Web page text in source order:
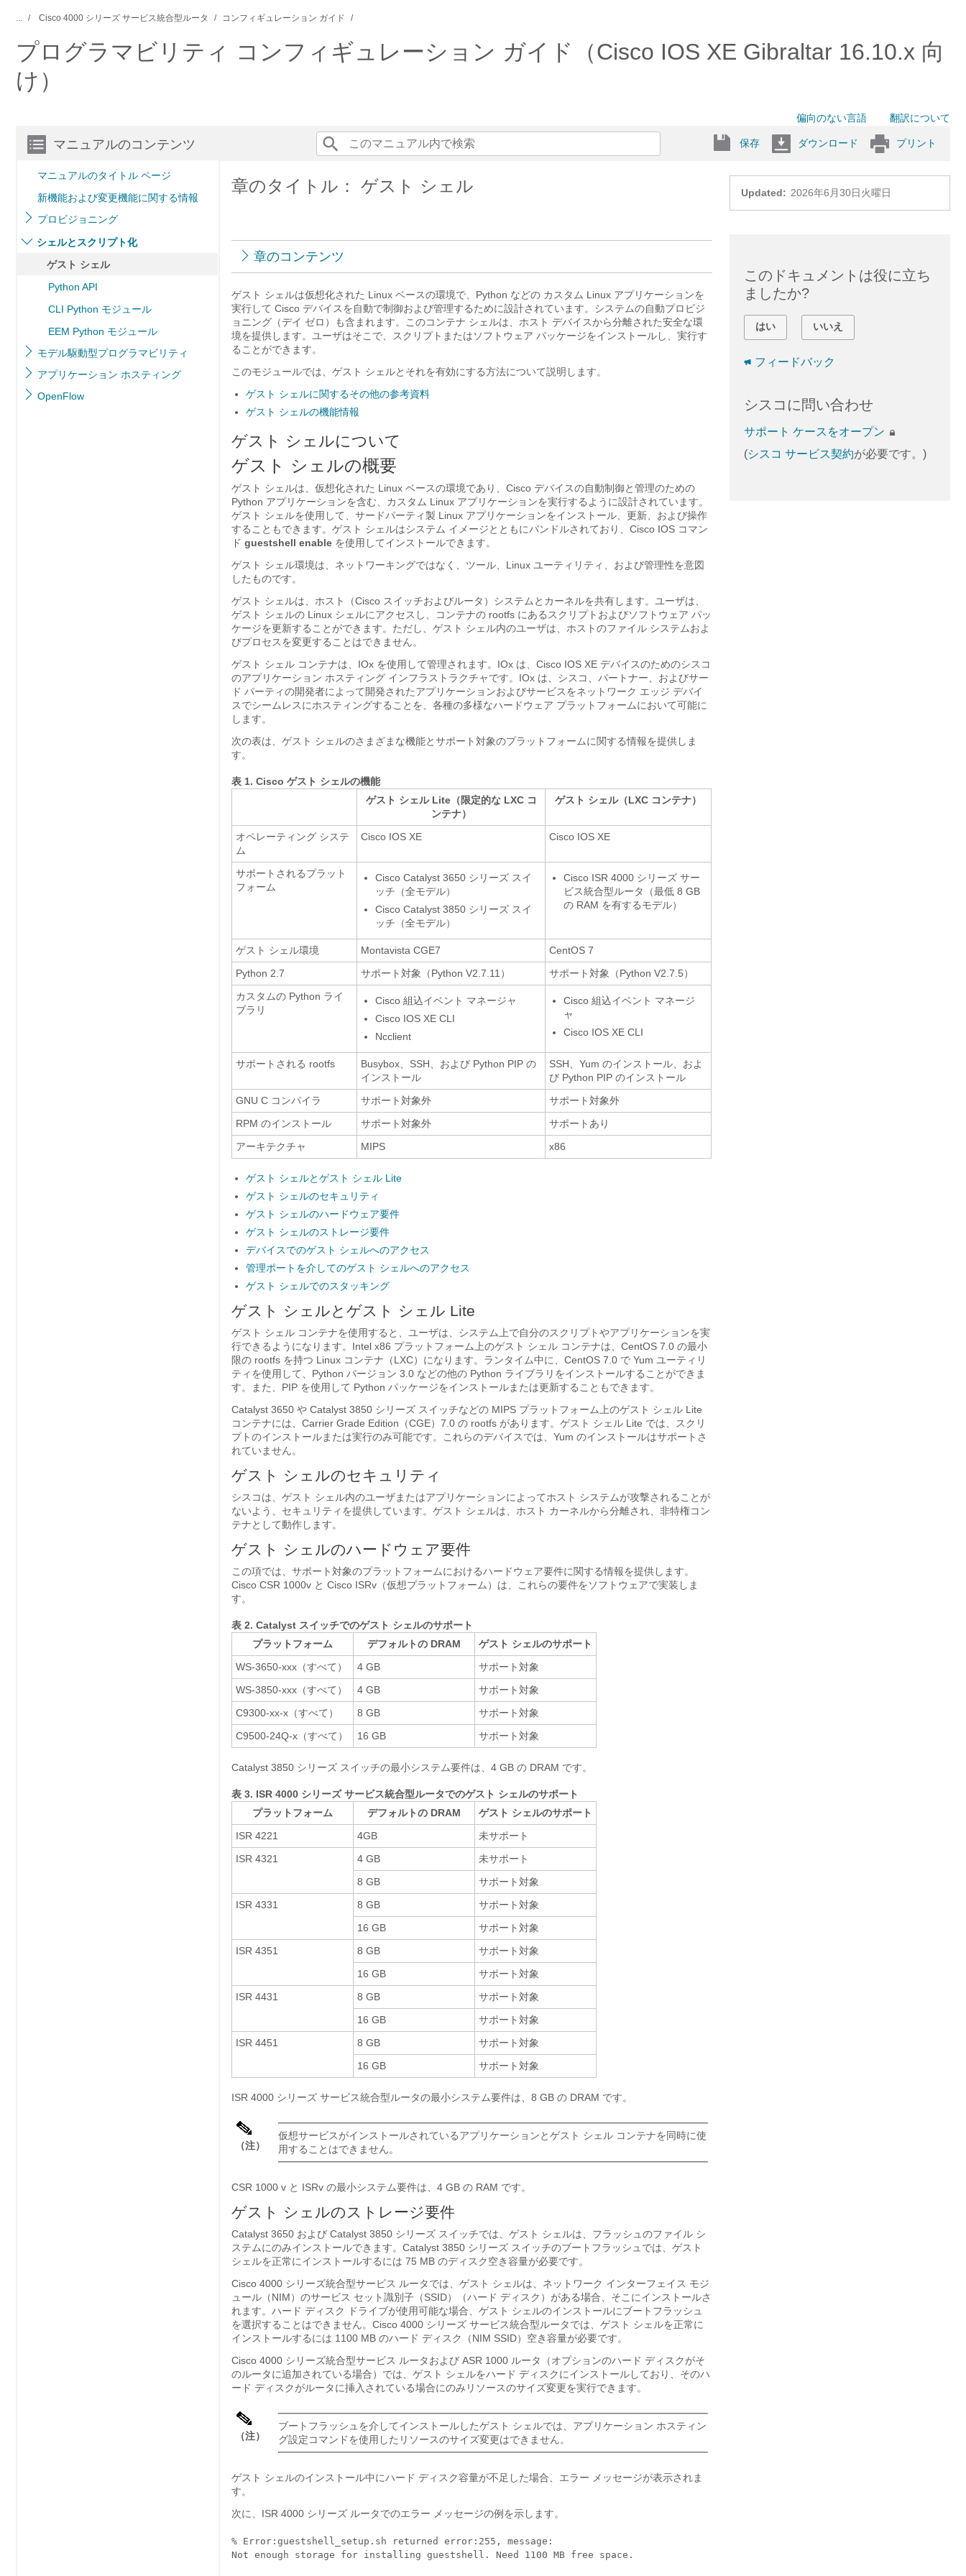
... Cisco 4000 シリーズ サービス統合型ルータ コンフィギュレーション ガイド
プログラマビリティ コンフィギュレーション ガイド（Cisco IOS XE Gibraltar 16.10.x 向
け）
偏向のない言語 翻訳について
マニュアルのコンテンツ
マニュアルのタイトル ページ
新機能および変更機能に関する情報
プロビジョニング
シェルとスクリプト化
ゲスト シェル
Python API
CLI Python モジュール
EEM Python モジュール
モデル駆動型プログラマビリティ
アプリケーション ホスティング
OpenFlow
保存 ダウンロード プリント
Updated: 2026年6月30日火曜日
章のタイトル： ゲスト シェル
章のコンテンツ
ゲスト シェルは仮想化された Linux ベースの環境で、Python などの カスタム Linux アプリケーションを
実行して Cisco デバイスを自動で制御および管理するために設計されています。システムの自動プロビジ
ョニング（デイ ゼロ）も含まれます。このコンテナ シェルは、ホスト デバイスから分離された安全な環
境を提供します。ユーザはそこで、スクリプトまたはソフトウェア パッケージをインストールし、実行す
ることができます。
このモジュールでは、ゲスト シェルとそれを有効にする方法について説明します。
ゲスト シェルに関するその他の参考資料
ゲスト シェルの機能情報
ゲスト シェルについて
ゲスト シェルの概要
ゲスト シェルは、仮想化された Linux ベースの環境であり、Cisco デバイスの自動制御と管理のための
Python アプリケーションを含む、カスタム Linux アプリケーションを実行するように設計されています。
ゲスト シェルを使用して、サードパーティ製 Linux アプリケーションをインストール、更新、および操作
することもできます。ゲスト シェルはシステム イメージとともにバンドルされており、Cisco IOS コマン
ド guestshell enable を使用してインストールできます。
ゲスト シェル環境は、ネットワーキングではなく、ツール、Linux ユーティリティ、および管理性を意図
したものです。
ゲスト シェルは、ホスト（Cisco スイッチおよびルータ）システムとカーネルを共有します。ユーザは、
ゲスト シェルの Linux シェルにアクセスし、コンテナの rootfs にあるスクリプトおよびソフトウェア パッ
ケージを更新することができます。ただし、ゲスト シェル内のユーザは、ホストのファイル システムおよ
びプロセスを変更することはできません。
ゲスト シェル コンテナは、IOx を使用して管理されます。IOx は、Cisco IOS XE デバイスのためのシスコ
のアプリケーション ホスティング インフラストラクチャです。IOx は、シスコ、パートナー、およびサー
ド パーティの開発者によって開発されたアプリケーションおよびサービスをネットワーク エッジ デバイ
スでシームレスにホスティングすることを、各種の多様なハードウェア プラットフォームにおいて可能に
します。
次の表は、ゲスト シェルのさまざまな機能とサポート対象のプラットフォームに関する情報を提供しま
す。
表 1. Cisco ゲスト シェルの機能
ゲスト シェル Lite（限定的な LXC コ
ンテナ）
ゲスト シェル（LXC コンテナ）
オペレーティング システ
ム
Cisco IOS XE Cisco IOS XE
サポートされるプラット
フォーム
Cisco Catalyst 3650 シリーズ スイ
ッチ（全モデル）
Cisco Catalyst 3850 シリーズ スイ
ッチ（全モデル）
Cisco ISR 4000 シリーズ サー
ビス統合型ルータ（最低 8 GB
の RAM を有するモデル）
ゲスト シェル環境 Montavista CGE7
CentOS 7
Python 2.7
サポート対象（Python V2.7.11）
サポート対象（Python V2.7.5）
カスタムの Python ライ
ブラリ
Cisco 組込イベント マネージャ
Cisco IOS XE CLI
Ncclient
Cisco 組込イベント マネージ
ャ
Cisco IOS XE CLI
サポートされる rootfs
Busybox、SSH、および Python PIP の
インストール
SSH、Yum のインストール、およ
び Python PIP のインストール
GNU C コンパイラ
サポート対象外
サポート対象外
RPM のインストール
サポート対象外
サポートあり
アーキテクチャ
MIPS x86
ゲスト シェルとゲスト シェル Lite
ゲスト シェルのセキュリティ
ゲスト シェルのハードウェア要件
ゲスト シェルのストレージ要件
デバイスでのゲスト シェルへのアクセス
管理ポートを介してのゲスト シェルへのアクセス
ゲスト シェルでのスタッキング
ゲスト シェルとゲスト シェル Lite
ゲスト シェル コンテナを使用すると、ユーザは、システム上で自分のスクリプトやアプリケーションを実
行できるようになります。Intel x86 プラットフォーム上のゲスト シェル コンテナは、CentOS 7.0 の最小
限の rootfs を持つ Linux コンテナ（LXC）になります。ランタイム中に、CentOS 7.0 で Yum ユーティリ
ティを使用して、Python バージョン 3.0 などの他の Python ライブラリをインストールすることができま
す。また、PIP を使用して Python パッケージをインストールまたは更新することもできます。
Catalyst 3650 や Catalyst 3850 シリーズ スイッチなどの MIPS プラットフォーム上のゲスト シェル Lite
コンテナには、Carrier Grade Edition（CGE）7.0 の rootfs があります。ゲスト シェル Lite では、スクリ
プトのインストールまたは実行のみ可能です。これらのデバイスでは、Yum のインストールはサポートさ
れていません。
ゲスト シェルのセキュリティ
シスコは、ゲスト シェル内のユーザまたはアプリケーションによってホスト システムが攻撃されることが
ないよう、セキュリティを提供しています。ゲスト シェルは、ホスト カーネルから分離され、非特権コン
テナとして動作します。
ゲスト シェルのハードウェア要件
この項では、サポート対象のプラットフォームにおけるハードウェア要件に関する情報を提供します。
Cisco CSR 1000v と Cisco ISRv（仮想プラットフォーム）は、これらの要件をソフトウェアで実装しま
す。
表 2. Catalyst スイッチでのゲスト シェルのサポート
プラットフォーム
デフォルトの DRAM
ゲスト シェルのサポート
WS-3650-xxx（すべて）
4 GB
サポート対象
WS-3850-xxx（すべて）
4 GB
サポート対象
C9300-xx-x（すべて）
8 GB
サポート対象
C9500-24Q-x（すべて）
16 GB サポート対象
Catalyst 3850 シリーズ スイッチの最小システム要件は、4 GB の DRAM です。
表 3. ISR 4000 シリーズ サービス統合型ルータでのゲスト シェルのサポート
プラットフォーム
デフォルトの DRAM
ゲスト シェルのサポート
ISR 4221
4GB
未サポート
ISR 4321
4 GB
未サポート
8 GB
サポート対象
ISR 4331
8 GB
サポート対象
16 GB
サポート対象
ISR 4351
8 GB
サポート対象
16 GB
サポート対象
ISR 4431
8 GB
サポート対象
16 GB
サポート対象
ISR 4451
8 GB
サポート対象
16 GB
サポート対象
ISR 4000 シリーズ サービス統合型ルータの最小システム要件は、8 GB の DRAM です。
（注）
仮想サービスがインストールされているアプリケーションとゲスト シェル コンテナを同時に使
用することはできません。
CSR 1000 v と ISRv の最小システム要件は、4 GB の RAM です。
ゲスト シェルのストレージ要件
Catalyst 3650 および Catalyst 3850 シリーズ スイッチでは、ゲスト シェルは、フラッシュのファイル シ
ステムにのみインストールできます。Catalyst 3850 シリーズ スイッチのブートフラッシュでは、ゲスト
シェルを正常にインストールするには 75 MB のディスク空き容量が必要です。
Cisco 4000 シリーズ統合型サービス ルータでは、ゲスト シェルは、ネットワーク インターフェイス モジ
ュール（NIM）のサービス セット識別子（SSID）（ハード ディスク）がある場合、そこにインストールさ
れます。ハード ディスク ドライブが使用可能な場合、ゲスト シェルのインストールにブートフラッシュ
を選択することはできません。Cisco 4000 シリーズ サービス統合型ルータでは、ゲスト シェルを正常に
インストールするには 1100 MB のハード ディスク（NIM SSID）空き容量が必要です。
Cisco 4000 シリーズ統合型サービス ルータおよび ASR 1000 ルータ（オプションのハード ディスクがそ
のルータに追加されている場合）では、ゲスト シェルをハード ディスクにインストールしており、そのハ
ード ディスクがルータに挿入されている場合にのみリソースのサイズ変更を実行できます。
（注）
ブートフラッシュを介してインストールしたゲスト シェルでは、アプリケーション ホスティン
グ設定コマンドを使用したリソースのサイズ変更はできません。
ゲスト シェルのインストール中にハード ディスク容量が不足した場合、エラー メッセージが表示されま
す。
次に、ISR 4000 シリーズ ルータでのエラー メッセージの例を示します。
% Error:guestshell_setup.sh returned error:255, message:
Not enough storage for installing guestshell. Need 1100 MB free space.
このドキュメントは役に立ち
ましたか?
はい いいえ
フィードバック
シスコに問い合わせ
サポート ケースをオープン
(シスコ サービス契約が必要です。)